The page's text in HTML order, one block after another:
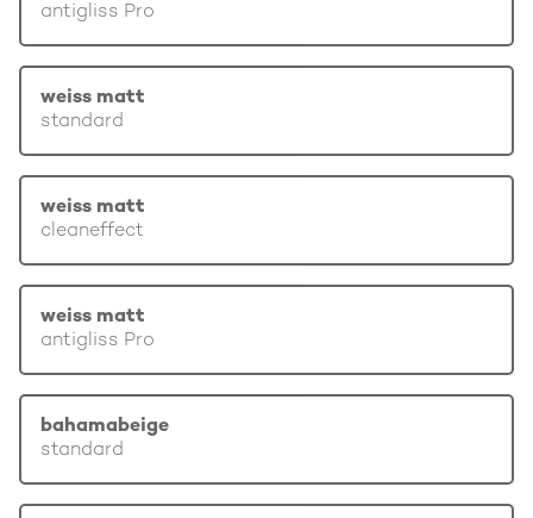
antigliss Pro
weiss matt
standard
weiss matt
cleaneffect
weiss matt
antigliss Pro
bahamabeige
standard